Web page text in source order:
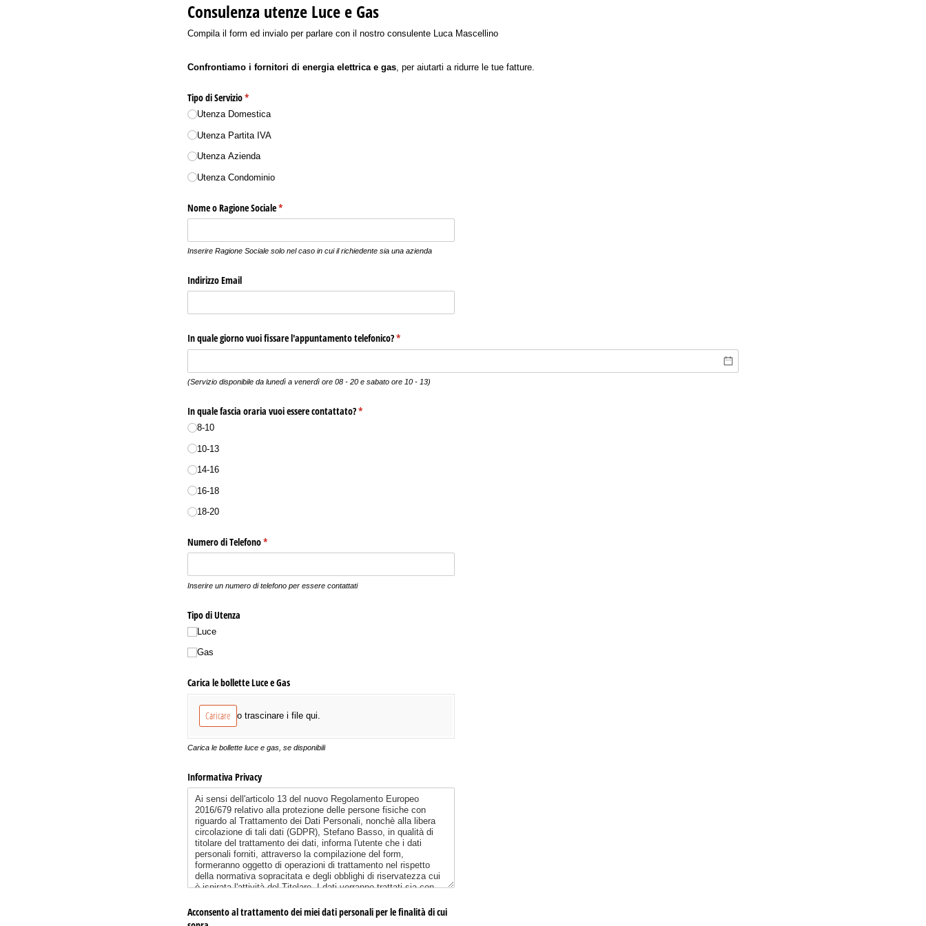
Consulenza utenze Luce e Gas
Compila il form ed invialo per parlare con il nostro consulente Luca Mascellino
Confrontiamo i fornitori di energia elettrica e gas , per aiutarti a ridurre le tue fatture.
Tipo di Servizio*
(richiesto)
Utenza Domestica
Utenza Partita IVA
Utenza Azienda
Utenza Condominio
Nome o Ragione Sociale*
(richiesto)
Inserire Ragione Sociale solo nel caso in cui il richiedente sia una azienda
Indirizzo Email
In quale giorno vuoi fissare l'appuntamento telefonico?*
(richiesto)
(Servizio disponibile da lunedì a venerdì ore 08 - 20 e sabato ore 10 - 13)
In quale fascia oraria vuoi essere contattato?*
(richiesto)
8-10
10-13
14-16
16-18
18-20
Numero di Telefono*
(richiesto)
Inserire un numero di telefono per essere contattati
Tipo di Utenza
Luce
Gas
Carica le bollette Luce e Gas
Caricare o trascinare i file qui.
Carica le bollette luce e gas, se disponibili
Informativa Privacy
Acconsento al trattamento dei miei dati personali per le finalità di cui